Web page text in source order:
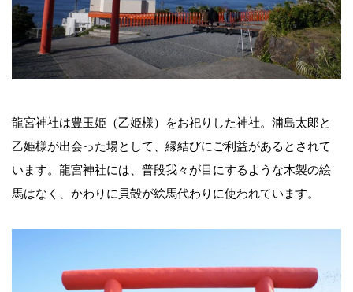
龍宮神社は豊玉姫（乙姫様）をお祀りした神社。浦島太郎と
乙姫様が出会った場として、縁結びにご利益があるとされて
います。龍宮神社には、普段我々が目にするような木製の絵
馬はなく、かわりに貝殻が絵馬代わりに使われています。